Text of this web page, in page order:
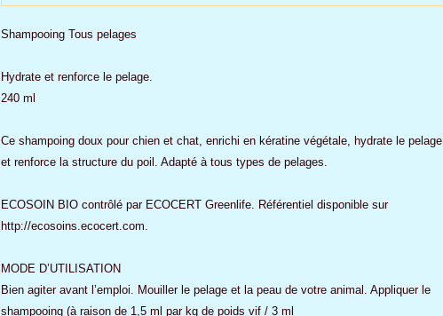
Shampooing Tous pelages
Hydrate et renforce le pelage.
240 ml
Ce shampoing doux pour chien et chat, enrichi en kératine végétale, hydrate le pelage
et renforce la structure du poil. Adapté à tous types de pelages.
ECOSOIN BIO contrôlé par ECOCERT Greenlife. Référentiel disponible sur
http://ecosoins.ecocert.com.
MODE D’UTILISATION
Bien agiter avant l’emploi. Mouiller le pelage et la peau de votre animal. Appliquer le
shampooing (à raison de 1,5 ml par kg de poids vif / 3 ml